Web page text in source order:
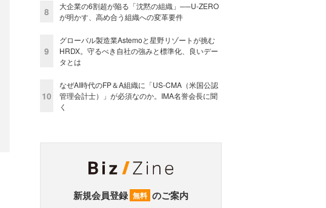
8
大企業の6割超が陥る「沈黙の組織」──U-ZERO
が明かす、高め合う組織への変革要件
9
グローバル製造業Astemoと星野リゾートが挑む
HRDX。守るべき自社の強みと標準化、良いデー
タとは
10
なぜAI時代のFP＆A組織に「US-CMA（米国公認
管理会計士）」が必須なのか。IMA名誉会長に聞
く
新規会員登録 無料 のご案内